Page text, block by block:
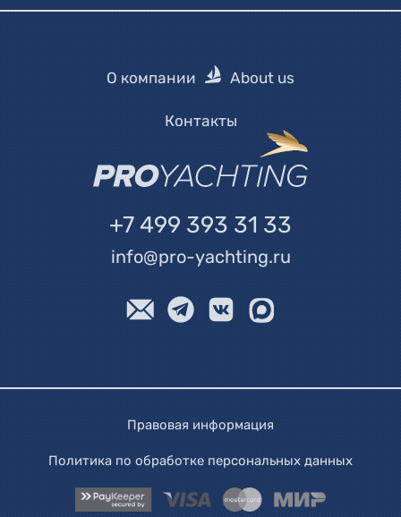
О компании About us
Контакты
+7 499 393 31 33
info@pro-yachting.ru
Правовая информация
Политика по обработке персональных данных